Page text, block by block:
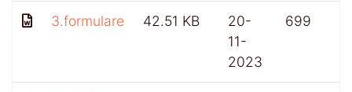
3.formulare 42.51 KB
20-
11-
2023
699